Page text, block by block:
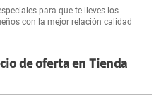
para que te lleves los
con la mejor relación calidad
de oferta en Tienda